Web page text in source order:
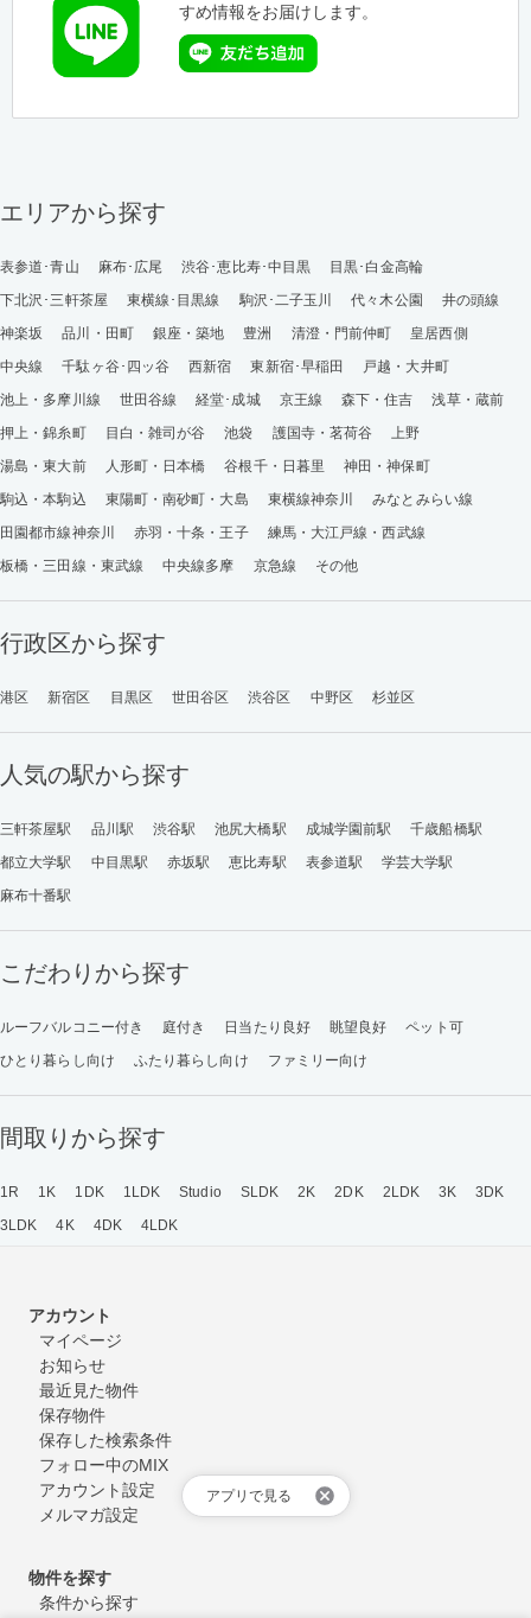
アプリで見る
すめ情報をお届けします。
エリアから探す
表参道･青山 麻布･広尾 渋谷･恵比寿･中目黒
目黒･白金高輪
下北沢･三軒茶屋
東横線･目黒線 駒沢･二子玉川 代々木公園
井の頭線
神楽坂
品川・田町 銀座・築地 豊洲 清澄・門前仲町
皇居西側
中央線
千駄ヶ谷･四ッ谷 西新宿 東新宿･早稲田
戸越・大井町
池上・多摩川線
世田谷線 経堂･成城 京王線 森下・住吉
浅草・蔵前
押上・錦糸町
目白・雑司が谷 池袋 護国寺・茗荷谷
上野
湯島・東大前
人形町・日本橋 谷根千・日暮里
神田・神保町
駒込・本駒込
東陽町・南砂町・大島 東横線神奈川
みなとみらい線
田園都市線神奈川
赤羽・十条・王子
練馬・大江戸線・西武線
板橋・三田線・東武線
中央線多摩 京急線 その他
行政区から探す
港区 新宿区 目黒区 世田谷区 渋谷区 中野区 杉並区
人気の駅から探す
三軒茶屋駅 品川駅 渋谷駅 池尻大橋駅 成城学園前駅
千歳船橋駅
都立大学駅
中目黒駅 赤坂駅 恵比寿駅 表参道駅
学芸大学駅
麻布十番駅
こだわりから探す
ルーフバルコニー付き 庭付き 日当たり良好 眺望良好
ペット可
ひとり暮らし向け
ふたり暮らし向け ファミリー向け
間取りから探す
1R 1K 1DK 1LDK Studio SLDK 2K 2DK 2LDK 3K
3DK
3LDK
4K 4DK 4LDK
アカウント
マイページ
お知らせ
最近見た物件
保存物件
保存した検索条件
フォロー中のMIX
アカウント設定
メルマガ設定
物件を探す
条件から探す